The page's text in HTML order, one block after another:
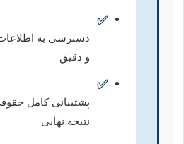
✅
دسترسی به
و دقیق
✅
پشتیبانی کامل
نتیجه نهایی